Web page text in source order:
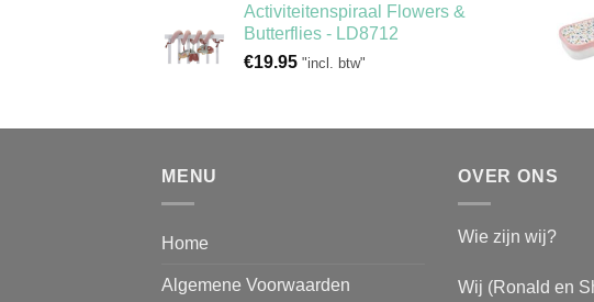
Activiteitenspiraal Flowers &
Butterflies - LD8712
€19.95 "incl. btw"
MENU
Home
Algemene Voorwaarden
OVER ONS
Wie zijn wij?
Wij (Ronald en